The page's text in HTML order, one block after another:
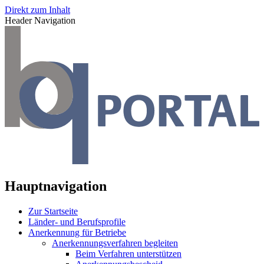
Direkt zum Inhalt
Header Navigation
Hauptnavigation
Zur Startseite
Länder- und Berufsprofile
Anerkennung für Betriebe
Anerkennungsverfahren begleiten
Beim Verfahren unterstützen